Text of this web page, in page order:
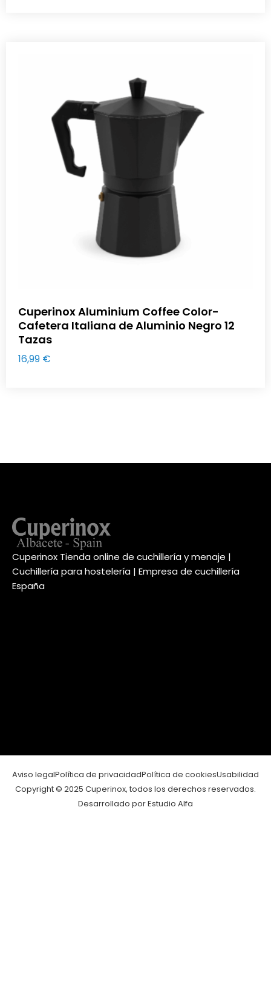
Cuperinox Aluminium Coffee Color-
Cafetera Italiana de Aluminio Negro 12
Tazas
16,99 €
Cuperinox Tienda online de cuchillería y menaje |
Cuchillería para hostelería | Empresa de cuchillería
España
Aviso legalPolítica de privacidadPolítica de cookiesUsabilidad
Copyright © 2025 Cuperinox, todos los derechos reservados.
Desarrollado por Estudio Alfa